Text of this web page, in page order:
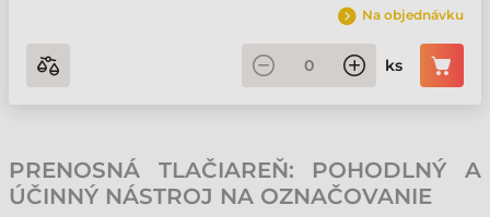
Na objednávku
ks
PRENOSNÁ TLAČIAREŇ: POHODLNÝ A
ÚČINNÝ NÁSTROJ NA OZNAČOVANIE